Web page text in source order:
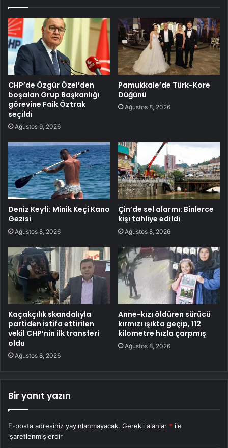
CHP’de Özgür Özel’den
boşalan Grup Başkanlığı
görevine Faik Öztrak
seçildi
Ağustos 9, 2026
Pamukkale’de Türk-Kore
Düğünü
Ağustos 8, 2026
Deniz Keyfi: Minik Keçi Kano
Gezisi
Ağustos 8, 2026
Çin’de sel alarmı: Binlerce
kişi tahliye edildi
Ağustos 8, 2026
Kaçakçılık skandalıyla
partiden istifa ettirilen
vekil CHP’nin ilk transferi
oldu
Ağustos 8, 2026
Anne-kızı öldüren sürücü
kırmızı ışıkta geçip, 112
kilometre hızla çarpmış
Ağustos 8, 2026
Bir yanıt yazın
E-posta adresiniz yayınlanmayacak. Gerekli alanlar * ile
işaretlenmişlerdir